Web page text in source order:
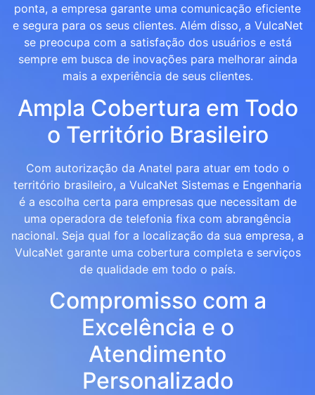
ponta, a empresa garante uma comunicação eficiente
e segura para os seus clientes. Além disso, a VulcaNet
se preocupa com a satisfação dos usuários e está
sempre em busca de inovações para melhorar ainda
mais a experiência de seus clientes.
Ampla Cobertura em Todo
o Território Brasileiro
Com autorização da Anatel para atuar em todo o
território brasileiro, a VulcaNet Sistemas e Engenharia
é a escolha certa para empresas que necessitam de
uma operadora de telefonia fixa com abrangência
nacional. Seja qual for a localização da sua empresa, a
VulcaNet garante uma cobertura completa e serviços
de qualidade em todo o país.
Compromisso com a
Excelência e o
Atendimento
Personalizado